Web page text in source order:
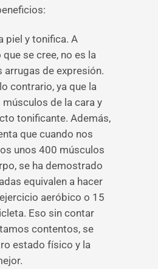
piel y tonifica. A
se cree, no es la
arrugas de expresión.
contrario, ya que la
de la cara y
tonificante. Además,
que cuando nos
unos 400 músculos
se ha demostrado
equivalen a hacer
aeróbico o 15
Eso sin contar
contentos, se
estado físico y la